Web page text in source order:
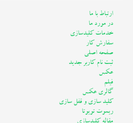
در مورد ما
ریموت انواع ماشین
خدمات کلیدسازی
مقاله کلیدسازی
ارتباط با ما
در مورد ما
خدمات کلیدسازی
سفارش کار
صفحه اصلی
ثبت نام کاربر جدید
عکس
فیلم
گالری عکس
کلید سازی و قفل سازی
ریموت تویوتا